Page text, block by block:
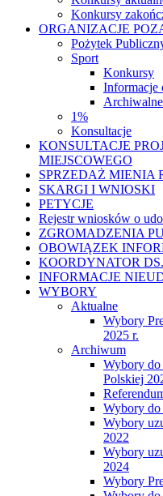
Konkursy
ORGANIZACJE
Pożytek
Sport
Konkursy
Informacje
Archiwalne
1%
Konsultacje
KONSULTACJE
MIEJSCOWEGO
SPRZEDAŻ MIENIA
SKARGI I WNIOSKI
PETYCJE
Rejestr wniosków o
ZGROMADZENIA
OBOWIĄZEK
KOORDYNATOR
INFORMACJE
WYBORY
Aktualne
Wybory
2025 r.
Archiwum
Wybory do
Polskiej
Wybory do
Wybory
2022
Wybory
2024
Wybory